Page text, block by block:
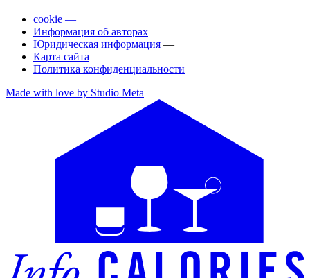
cookie —
Информация об авторах —
Юридическая информация —
Карта сайта —
Политика конфиденциальности
Made with love by Studio Meta